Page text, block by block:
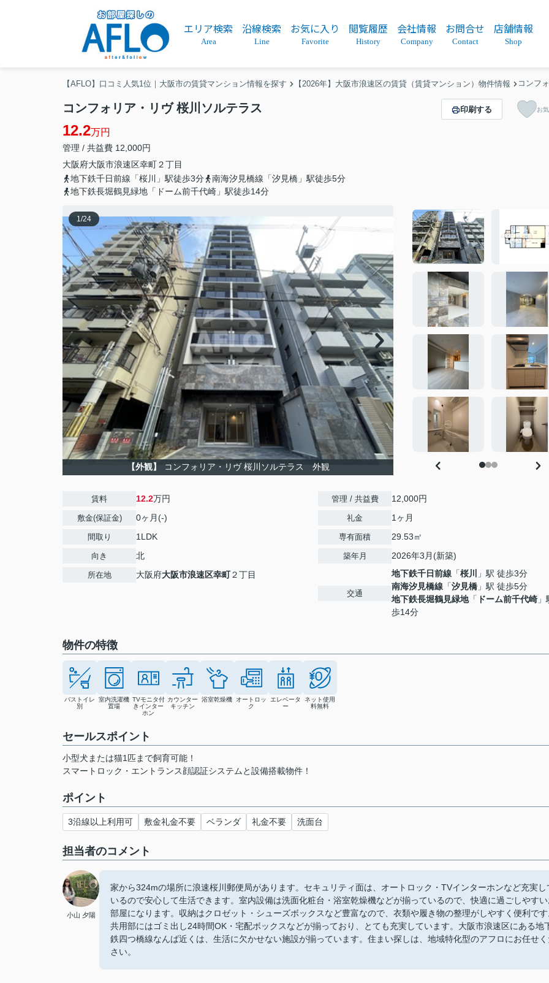
エリア検索
Area
沿線検索
Line
お気に入り
Favorite
閲覧履歴
History
会社情報
Company
お問合せ
Contact
店舗情報
Shop
【AFLO】口コミ人気1位｜大阪市の賃貸マンション情報を探す 【2026年】大阪市浪速区の賃貸（賃貸マンション）物件情報 コンフ
コンフォリア・リヴ 桜川ソルテラス
12.2万円
管理 / 共益費 12,000円
大阪府大阪市浪速区幸町２丁目
地下鉄千日前線「桜川」駅徒歩3分
南海汐見橋線「汐見橋」駅徒歩5分
地下鉄長堀鶴見緑地「ドーム前千代崎」駅徒歩14分
印刷する お
1/24
【外観】 コンフォリア・リヴ 桜川ソルテラス 外観
賃料 12.2万円
敷金(保証金) 0ヶ月(-)
間取り 1LDK
向き 北
所在地 大阪府大阪市浪速区幸町２丁目
管理 / 共益費 12,000円
礼金 1ヶ月
専有面積 29.53㎡
築年月 2026年3月(新築)
交通
地下鉄千日前線 「桜川
」駅 徒歩3分
南海汐見橋線 「汐見橋 」駅 徒歩5分
地下鉄長堀鶴見緑地「 ドーム前千代崎
歩14分
物件の特徴
バストイレ
別
室内洗濯機
置場
TVモニタ付
きインター
ホン
カウンター
キッチン
浴室乾燥機
オートロッ
ク
エレベータ
ー
ネット使用
料無料
セールスポイント
小型犬または猫1匹まで飼育可能！
スマートロック・エントランス顔認証システムと設備搭載物件！
ポイント
3沿線以上利用可 敷金礼金不要 ベランダ 礼金不要 洗面台
担当者のコメント
小山 夕陽
家から324mの場所に浪速桜川郵便局があります。セキュリティ面は、オートロック・TVインターホンなど充実し
いるので安心して生活できます。室内設備は洗面化粧台・浴室乾燥機などが揃っているので、快適に過ごしやす
部屋になります。収納はクロゼット・シューズボックスなど豊富なので、衣類や履き物の整理がしやすく便利で
共用部にはゴミ出し24時間OK・宅配ボックスなどが揃っており、とても充実しています。大阪市浪速区にある地
鉄四つ橋線なんば近くは、生活に欠かせない施設が揃っています。住まい探しは、地域特化型のアフロにお任せ
さい。